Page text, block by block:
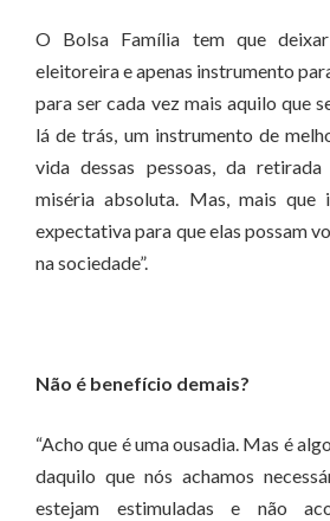
O Bolsa Família tem que
eleitoreira e apenas instrumento
para ser cada vez mais aquilo que
lá de trás, um instrumento de
vida dessas pessoas, da retirada
miséria absoluta. Mas, mais que
expectativa para que elas possam
na sociedade”.
Não é benefício demais?
“Acho que é uma ousadia. Mas é
daquilo que nós achamos
estejam estimuladas e não